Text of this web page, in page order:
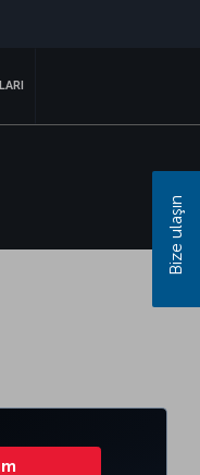
Bize ulaşın